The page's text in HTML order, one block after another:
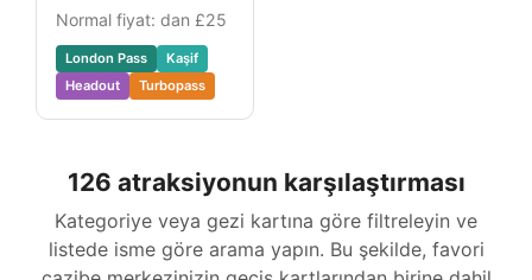
Normal fiyat: dan £25
London Pass
Kaşif
Headout
Turbopass
126 atraksiyonun karşılaştırması
Kategoriye veya gezi kartına göre filtreleyin ve
listede isme göre arama yapın. Bu şekilde, favori